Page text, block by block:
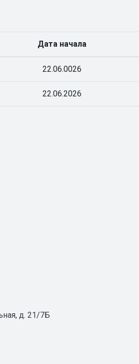
Дата начала
22.06.0026
22.06.2026
д. 21/7Б